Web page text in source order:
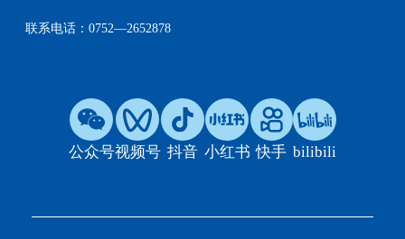
联系电话：0752—2652878
公众号视频号 抖音 小红书 快手 bilibili